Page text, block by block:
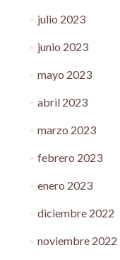
julio 2023
junio 2023
mayo 2023
abril 2023
marzo 2023
febrero 2023
enero 2023
diciembre 2022
noviembre 2022